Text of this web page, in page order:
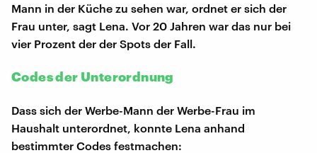
Mann in der Küche zu sehen war, ordnet er sich der
Frau unter, sagt Lena. Vor 20 Jahren war das nur bei
vier Prozent der der Spots der Fall.
Codes der Unterordnung
Dass sich der Werbe-Mann der Werbe-Frau im
Haushalt unterordnet, konnte Lena anhand
bestimmter Codes festmachen: